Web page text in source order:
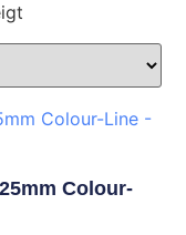
Colour-